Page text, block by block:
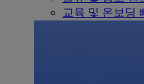
교육 및 온보딩